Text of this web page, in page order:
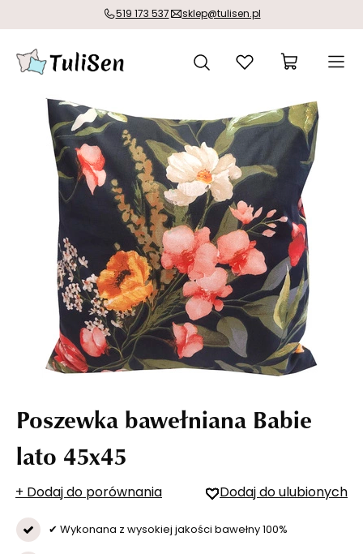
519 173 537 sklep@tulisen.pl
Poszewka bawełniana Babie
lato 45x45
+ Dodaj do porównania Dodaj do ulubionych
✔ Wykonana z wysokiej jakości bawełny 100%